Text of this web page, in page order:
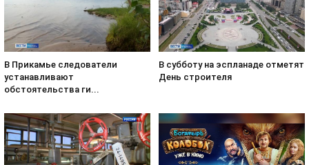
В Прикамье следователи
устанавливают
обстоятельства ги...
В субботу на эспланаде отметят
День строителя